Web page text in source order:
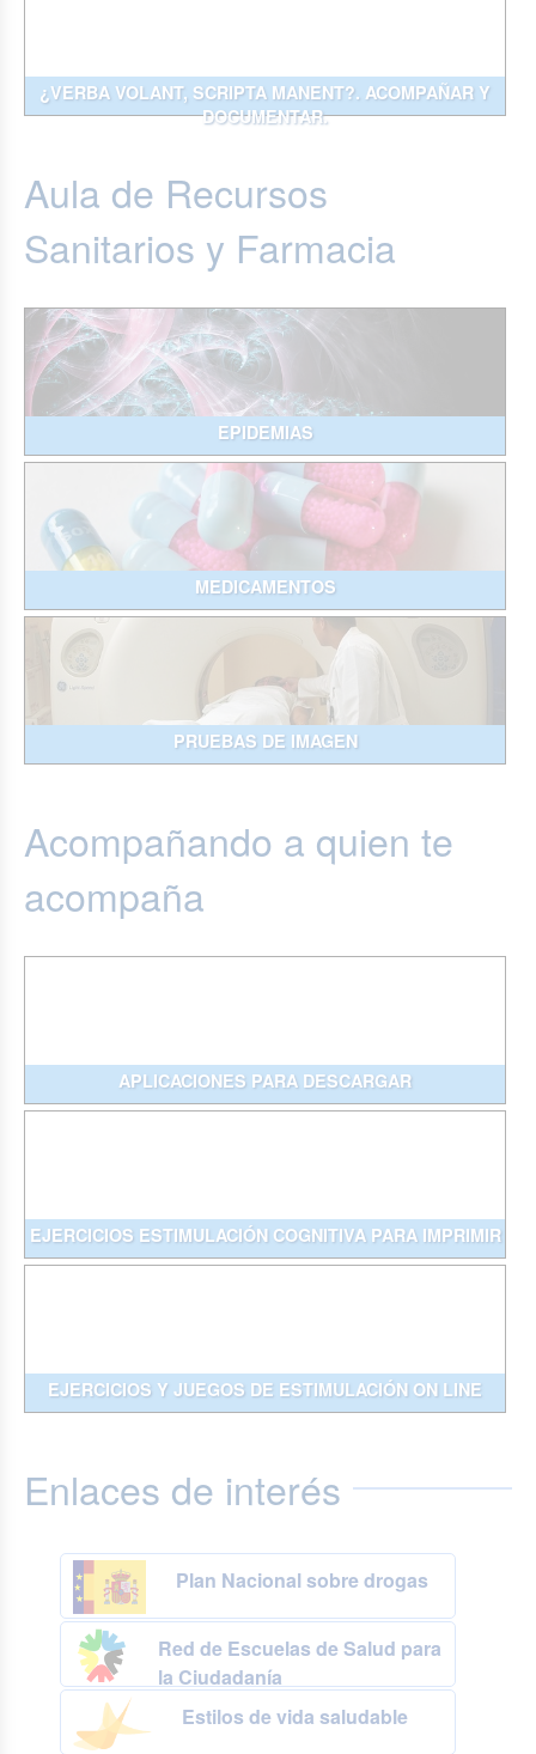
¿VERBA VOLANT, SCRIPTA MANENT?. ACOMPAÑAR Y
DOCUMENTAR.
Aula de Recursos
Sanitarios y Farmacia
EPIDEMIAS
MEDICAMENTOS
PRUEBAS DE IMAGEN
Acompañando a quien te
acompaña
APLICACIONES PARA DESCARGAR
EJERCICIOS ESTIMULACIÓN COGNITIVA PARA IMPRIMIR
EJERCICIOS Y JUEGOS DE ESTIMULACIÓN ON LINE
Enlaces de interés
Plan Nacional sobre drogas
Red de Escuelas de Salud para
la Ciudadanía
Estilos de vida saludable